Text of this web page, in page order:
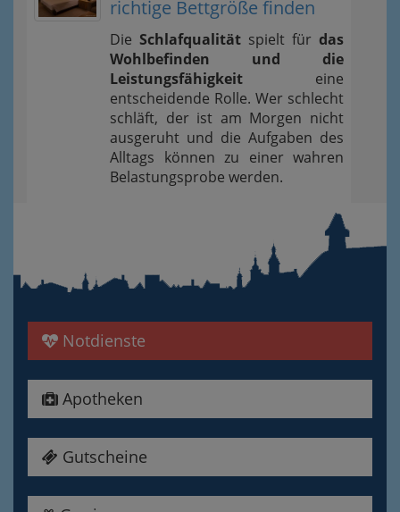
richtige Bettgröße finden
Die Schlafqualität spielt für das
Wohlbefinden und die
Leistungsfähigkeit eine
entscheidende Rolle. Wer schlecht
schläft, der ist am Morgen nicht
ausgeruht und die Aufgaben des
Alltags können zu einer wahren
Belastungsprobe werden.
Notdienste
Apotheken
Gutscheine